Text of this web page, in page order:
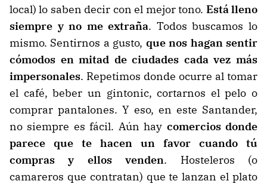
local) lo saben decir con el mejor tono. Está lleno
siempre y no me extraña. Todos buscamos lo
mismo. Sentirnos a gusto, que nos hagan sentir
cómodos en mitad de ciudades cada vez más
impersonales. Repetimos donde ocurre al tomar
el café, beber un gintonic, cortarnos el pelo o
comprar pantalones. Y eso, en este Santander,
no siempre es fácil. Aún hay comercios donde
parece que te hacen un favor cuando tú
compras y ellos venden. Hosteleros (o
camareros que contratan) que te lanzan el plato